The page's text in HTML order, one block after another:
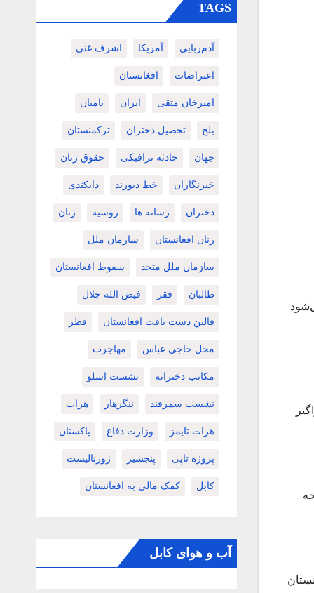
TAGS
آدم‌ربایی آمریکا اشرف غنی
اعتراضات افغانستان
امیرخان متقی ایران بامیان
بلخ تحصیل دختران ترکمنستان
جهان حادثه ترافیکی حقوق زنان
خبرنگاران خط دیورند دایکندی
دختران رسانه ها روسیه زنان
زنان افغانستان سازمان ملل
سازمان ملل متحد سقوط افغانستان
طالبان فقر فیض الله جلال
قالین دست بافت افغانستان قطر
محل حاجی عباس مهاجرت
مکاتب دخترانه نشست اسلو
نشست سمرقند ننگرهار هرات
هرات تایمز وزارت دفاع پاکستان
پروژه تاپی پنجشیر ژورنالیست
کابل کمک مالی به افغانستان
آب و هوای کابل